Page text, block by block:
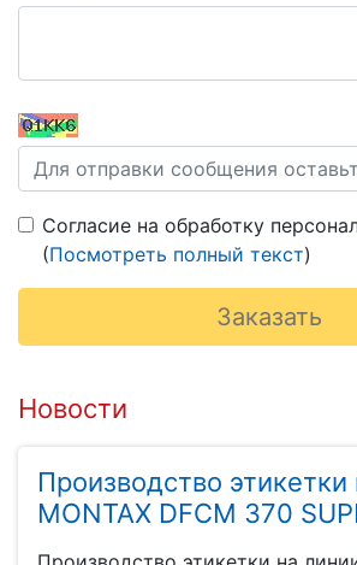
Согласие на обработку
(Посмотреть полный текст)
Новости
Производство этикетки
MONTAX DFCM 370